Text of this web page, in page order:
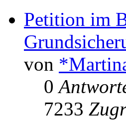
Petition im
von
0
7233